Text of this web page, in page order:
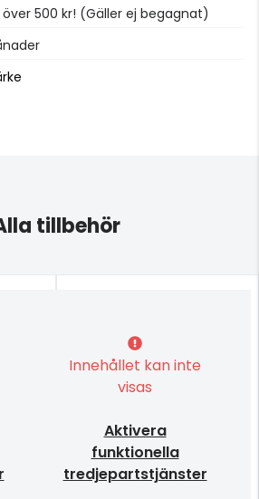
500 kr! (Gäller ej begagnat)
tillbehör
Innehållet kan inte
visas
Aktivera
funktionella
tredjepartstjänster